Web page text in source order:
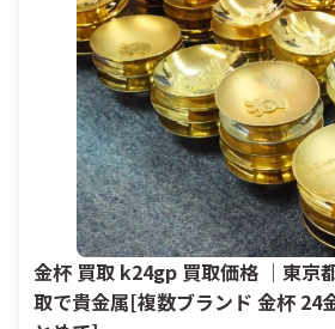
金杯 買取 k24gp 買取価格 ｜東京
取で貴金属[複数ブランド 金杯 24